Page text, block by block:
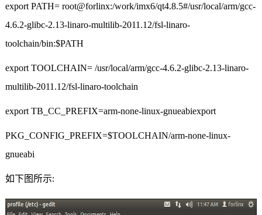
export PATH= root@forlinx:/work/imx6/qt4.8.5#/usr/local/arm/gcc-
4.6.2-glibc-2.13-linaro-multilib-2011.12/fsl-linaro-
toolchain/bin:$PATH
export TOOLCHAIN= /usr/local/arm/gcc-4.6.2-glibc-2.13-linaro-
multilib-2011.12/fsl-linaro-toolchain
export TB_CC_PREFIX=arm-none-linux-gnueabiexport
PKG_CONFIG_PREFIX=$TOOLCHAIN/arm-none-linux-
gnueabi
如下图所示: